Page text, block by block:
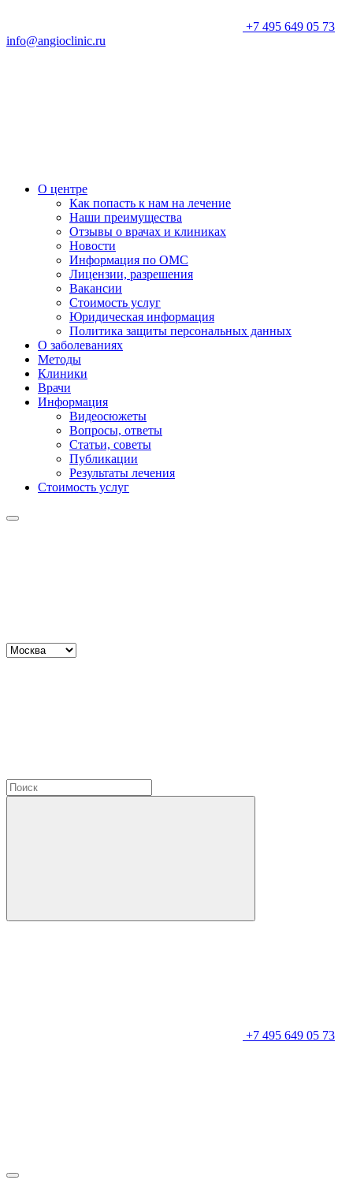
+7 495 649 05 73
info@angioclinic.ru
О центре
Как попасть к нам на лечение
Наши преимущества
Отзывы о врачах и клиниках
Новости
Информация по ОМС
Лицензии, разрешения
Вакансии
Стоимость услуг
Юридическая информация
Политика защиты персональных данных
О заболеваниях
Методы
Клиники
Врачи
Информация
Видеосюжеты
Вопросы, ответы
Статьи, советы
Публикации
Результаты лечения
Стоимость услуг
+7 495 649 05 73